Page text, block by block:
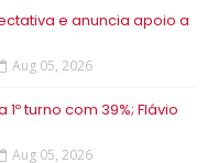
e anuncia apoio a
Aug 05, 2026
turno com 39%; Flávio
Aug 05, 2026